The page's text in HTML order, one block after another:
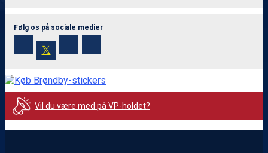
Følg os på sociale medier
𝕏
Vil du være med på VP-holdet?